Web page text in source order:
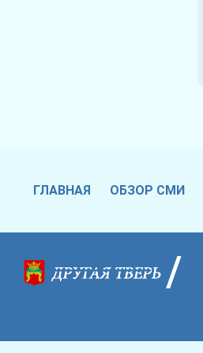
ГЛАВНАЯ ОБЗОР СМИ